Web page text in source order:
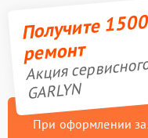
Получите
ремонт
Акция
GARLYN
При оформлении